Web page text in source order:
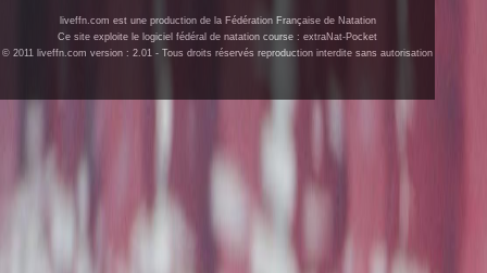
liveffn.com est une production de la Fédération Française de Natation
Ce site exploite le logiciel fédéral de natation course : extraNat-Pocket
© 2011 liveffn.com version : 2.01 - Tous droits réservés reproduction interdite sans autorisation